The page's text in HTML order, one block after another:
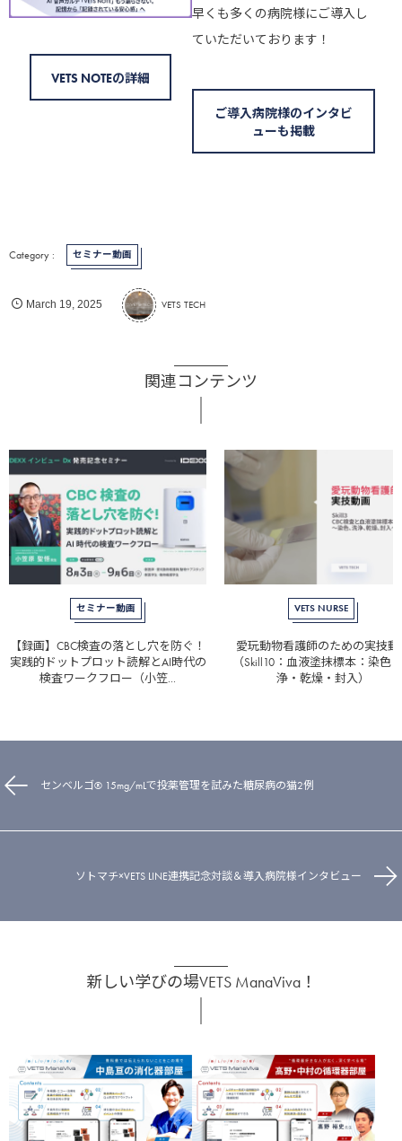
VETS NOTEの詳細
早くも多くの病院様にご導入し
ていただいております！
ご導入病院様のインタビ
ューも掲載
セミナー動画
March 19 ,2025 VETS TECH
関連コンテンツ
セミナー動画
【録画】CBC検査の落とし穴を防ぐ！
実践的ドットプロット読解とAI時代の
検査ワークフロー（小笠...
VETS NURSE
愛玩動物看護師のための実技動
（Skill10：血液塗抹標本：染色
浄・乾燥・封入）
センベルゴ® 15mg/mLで投薬管理を試みた糖尿病の猫2例
ソトマチ×VETS LINE連携記念対談＆導入病院様インタビュー
新しい学びの場VETS ManaViva！